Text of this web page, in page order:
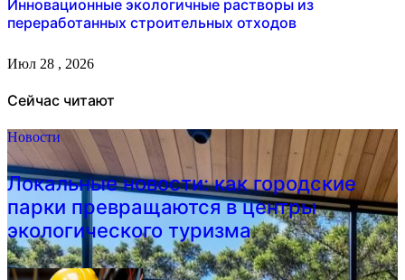
Инновационные экологичные растворы из
переработанных строительных отходов
Июл 28 , 2026
Сейчас читают
Новости
Локальные новости: как городские
парки превращаются в центры
экологического туризма